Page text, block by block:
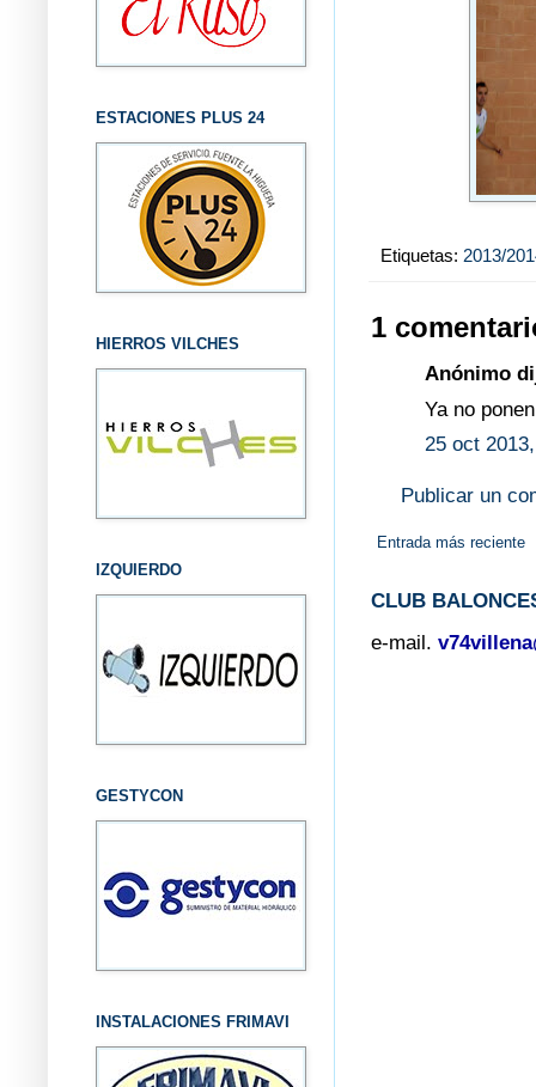
Etiquetas: 2013/
1
Anónimo
Ya no
25 oct
Publicar un
Entrada más reciente
CLUB
e-mail.
ESTACIONES PLUS 24
HIERROS VILCHES
IZQUIERDO
GESTYCON
INSTALACIONES FRIMAVI